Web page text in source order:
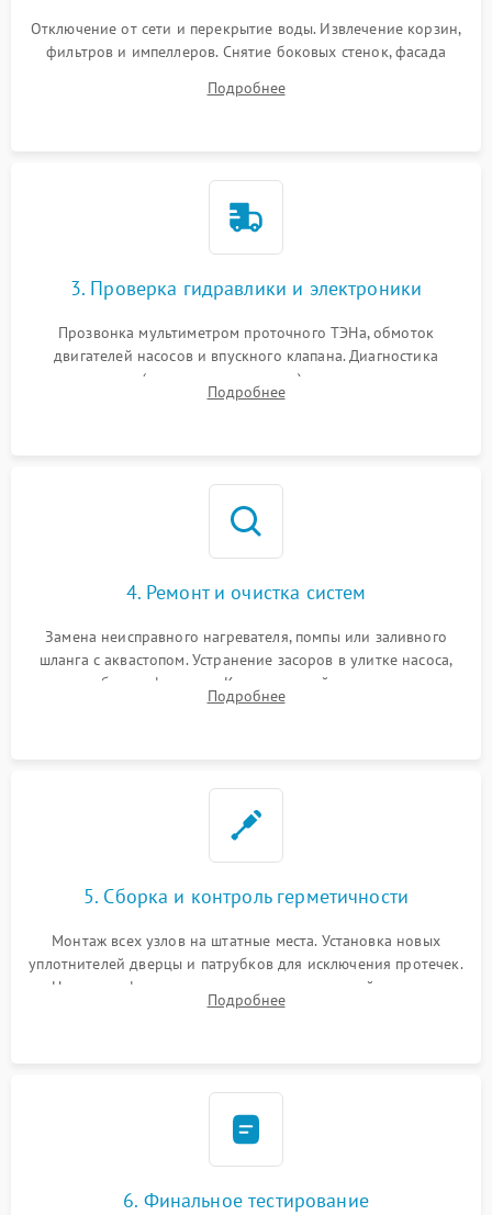
Отключение от сети и перекрытие воды. Извлечение корзин,
фильтров и импеллеров. Снятие боковых стенок, фасада
циркуляционному насосу, ТЭНу и сливной помпе.
Подробнее
3. Проверка гидравлики и электроники
Прозвонка мультиметром проточного ТЭНа, обмоток
двигателей насосов и впускного клапана. Диагностика
прессостата (датчика уровня воды), датчика мутности,
концевика дверцы и электронного модуля управления.
Подробнее
4. Ремонт и очистка систем
Замена неисправного нагревателя, помпы или заливного
шланга с аквастопом. Устранение засоров в улитке насоса,
патрубках и фильтрах. Компонентный ремонт платы
управления, восстановление поврежденной проводки.
Подробнее
5. Сборка и контроль герметичности
Монтаж всех узлов на штатные места. Установка новых
уплотнителей дверцы и патрубков для исключения протечек.
Надежная фиксация хомутов гидравлической системы,
сборка корпуса и установка датчика поплавка.
Подробнее
6. Финальное тестирование